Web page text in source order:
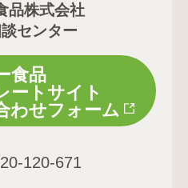
品株式会社
センター
食品
ートサイト
わせフォーム
120-671